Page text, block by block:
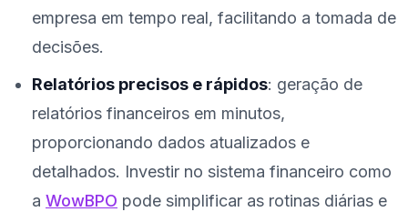
empresa em tempo real, facilitando a tomada de
decisões.
Relatórios precisos e rápidos: geração de
relatórios financeiros em minutos,
proporcionando dados atualizados e
detalhados. Investir no sistema financeiro como
a WowBPO pode simplificar as rotinas diárias e